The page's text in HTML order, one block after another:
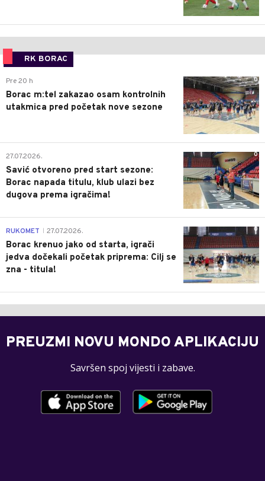
RK BORAC
0
Pre 20 h
Borac m:tel zakazao osam kontrolnih
utakmica pred početak nove sezone
0
27.07.2026.
Savić otvoreno pred start sezone:
Borac napada titulu, klub ulazi bez
dugova prema igračima!
0
RUKOMET 27.07.2026.
Borac krenuo jako od starta, igrači
jedva dočekali početak priprema: Cilj se
zna - titula!
PREUZMI NOVU MONDO APLIKACIJU
Savršen spoj vijesti i zabave.